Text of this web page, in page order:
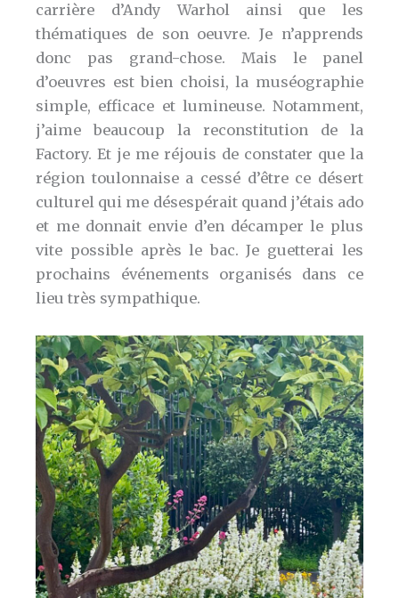
carrière d’Andy Warhol ainsi que les
thématiques de son oeuvre. Je n’apprends
donc pas grand-chose. Mais le panel
d’oeuvres est bien choisi, la muséographie
simple, efficace et lumineuse. Notamment,
j’aime beaucoup la reconstitution de la
Factory. Et je me réjouis de constater que la
région toulonnaise a cessé d’être ce désert
culturel qui me désespérait quand j’étais ado
et me donnait envie d’en décamper le plus
vite possible après le bac. Je guetterai les
prochains événements organisés dans ce
lieu très sympathique.